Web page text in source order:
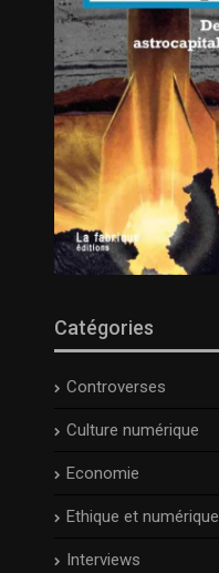
Catégories
Controverses
Culture numérique
Economie
Ethique et numérique
Interviews